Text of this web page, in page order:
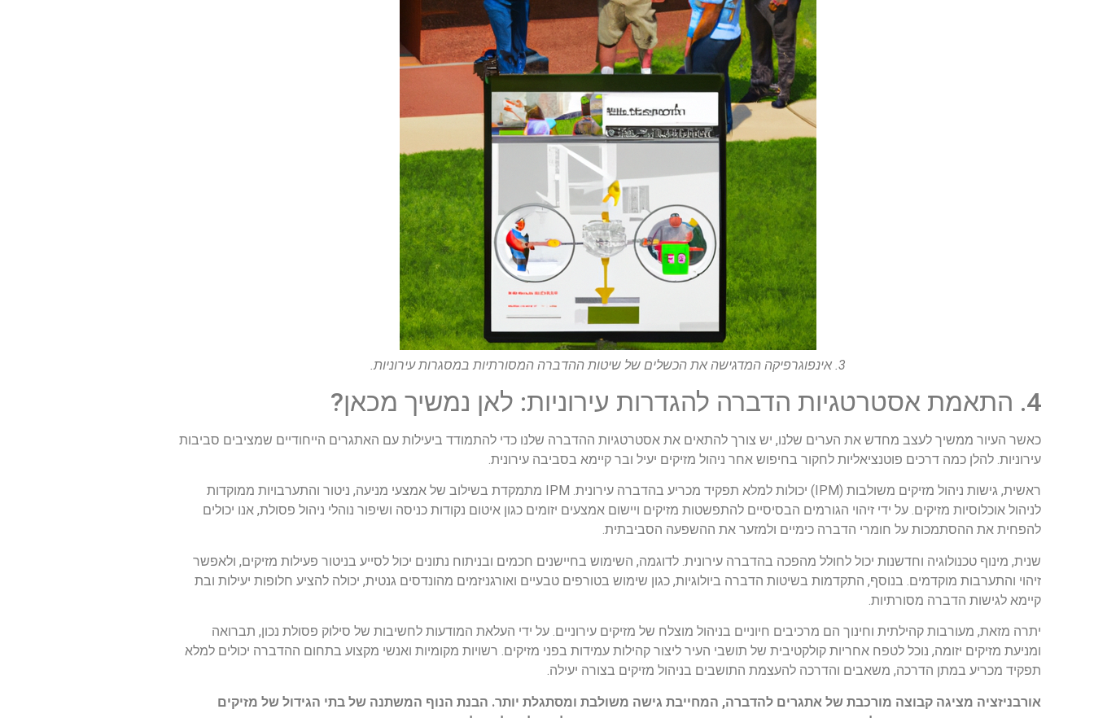
3. אינפוגרפיקה המדגישה את הכשלים של שיטות ההדברה המסורתיות במסגרות עירוניות.
4. התאמת אסטרטגיות הדברה להגדרות עירוניות: לאן נמשיך מכאן?
כאשר העיור ממשיך לעצב מחדש את הערים שלנו, יש צורך להתאים את אסטרטגיות ההדברה שלנו כדי להתמודד ביעילות עם האתגרים הייחודיים שמציבים סביבות
עירוניות. להלן כמה דרכים פוטנציאליות לחקור בחיפוש אחר ניהול מזיקים יעיל ובר קיימא בסביבה עירונית.
ראשית, גישות ניהול מזיקים משולבות (IPM) יכולות למלא תפקיד מכריע בהדברה עירונית. IPM מתמקדת בשילוב של אמצעי מניעה, ניטור והתערבויות ממוקדות
לניהול אוכלוסיות מזיקים. על ידי זיהוי הגורמים הבסיסיים להתפשטות מזיקים ויישום אמצעים יזומים כגון איטום נקודות כניסה ושיפור נוהלי ניהול פסולת, אנו יכולים
להפחית את ההסתמכות על חומרי הדברה כימיים ולמזער את ההשפעה הסביבתית.
שנית, מינוף טכנולוגיה וחדשנות יכול לחולל מהפכה בהדברה עירונית. לדוגמה, השימוש בחיישנים חכמים ובניתוח נתונים יכול לסייע בניטור פעילות מזיקים, ולאפשר
זיהוי והתערבות מוקדמים. בנוסף, התקדמות בשיטות הדברה ביולוגיות, כגון שימוש בטורפים טבעיים ואורגניזמים מהונדסים גנטית, יכולה להציע חלופות יעילות ובת
קיימא לגישות הדברה מסורתיות.
יתרה מזאת, מעורבות קהילתית וחינוך הם מרכיבים חיוניים בניהול מוצלח של מזיקים עירוניים. על ידי העלאת המודעות לחשיבות של סילוק פסולת נכון, תברואה
ומניעת מזיקים יזומה, נוכל לטפח אחריות קולקטיבית של תושבי העיר ליצור קהילות עמידות בפני מזיקים. רשויות מקומיות ואנשי מקצוע בתחום ההדברה יכולים למלא
תפקיד מכריע במתן הדרכה, משאבים והדרכה להעצמת התושבים בניהול מזיקים בצורה יעילה.
אורבניזציה מציגה קבוצה מורכבת של אתגרים להדברה, המחייבת גישה משולבת ומסתגלת יותר. הבנת הנוף המשתנה של בתי הגידול של מזיקים